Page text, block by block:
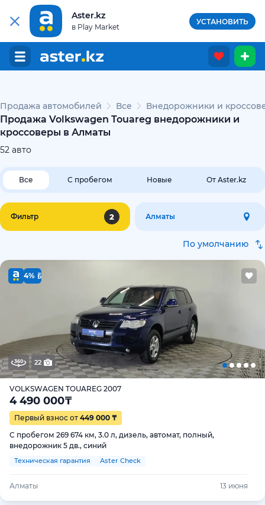
Aster.kz
в Play Market
УСТАНОВИТЬ
Продажа автомобилей Все Внедорожники и
Продажа Volkswagen Touareg внедорожники и
кроссоверы в Алматы
52 авто
Все С пробегом Новые От Aster.kz
Фильтр 2 Алматы
По умолчанию
4%
22
VOLKSWAGEN TOUAREG 2007
4 490 000₸
Первый взнос от 449 000 ₸
С пробегом 269 674 км, 3.0 л, дизель, автомат, полный,
внедорожник 5 дв., синий
Техническая гарантия Aster Check
Алматы 13 июня